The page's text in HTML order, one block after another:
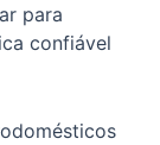
para
confiável